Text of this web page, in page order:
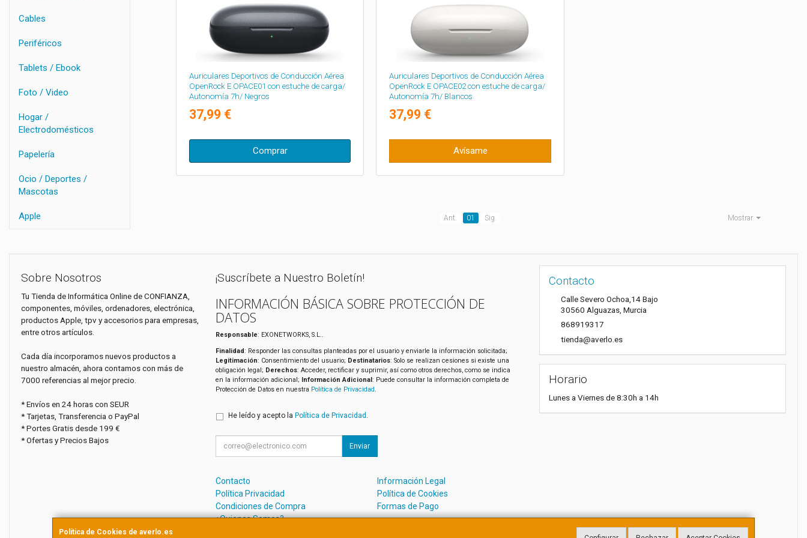
Cables
Periféricos
Tablets / Ebook
Foto / Video
Hogar /
Electrodomésticos
Papelería
Ocio / Deportes /
Mascotas
Apple
Auriculares Deportivos de Conducción Aérea
OpenRock E OPACE01 con estuche de carga/
Autonomía 7h/ Negros
37,99 €
Comprar
Auriculares Deportivos de Conducción Aérea
OpenRock E OPACE02 con estuche de carga/
Autonomía 7h/ Blancos
37,99 €
Avísame
Ant. 01 Sig. Mostrar
Política de Cookies de averlo.es
Sobre Nosotros
Tu Tienda de Informática Online de CONFIANZA,
componentes, móviles, ordenadores, electrónica,
productos Apple, tpv y accesorios para empresas,
entre otros artículos.
Cada día incorporamos nuevos productos a
nuestro almacén, ahora contamos con más de
7000 referencias al mejor precio.
* Envíos en 24 horas con SEUR
* Tarjetas, Transferencia o PayPal
* Portes Gratis desde 199 €
* Ofertas y Precios Bajos
¡Suscríbete a Nuestro Boletín!
INFORMACIÓN BÁSICA SOBRE PROTECCIÓN DE
DATOS
Responsable: EXONETWORKS, S.L..
Finalidad: Responder las consultas planteadas por el usuario y enviarle la información solicitada;
Legitimación: Consentimiento del usuario; Destinatarios: Solo se realizan cesiones si existe una
obligación legal; Derechos: Acceder, rectificar y suprimir, así como otros derechos, como se indica
en la información adicional; Información Adicional: Puede consultar la información completa de
Protección de Datos en nuestra Política de Privacidad
He leído y acepto la Política de Privacidad .
Enviar
Contacto
Información Legal
Política Privacidad
Política de Cookies
Condiciones de Compra
Formas de Pago
¿Quienes Somos?
Contacto
Calle Severo Ochoa,14 Bajo
30560 Alguazas, Murcia
868919317
tienda@averlo.es
Horario
Lunes a Viernes de 8:30h a 14h